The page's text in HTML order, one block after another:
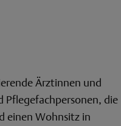
Ärztinnen und
die
einen Wohnsitz in